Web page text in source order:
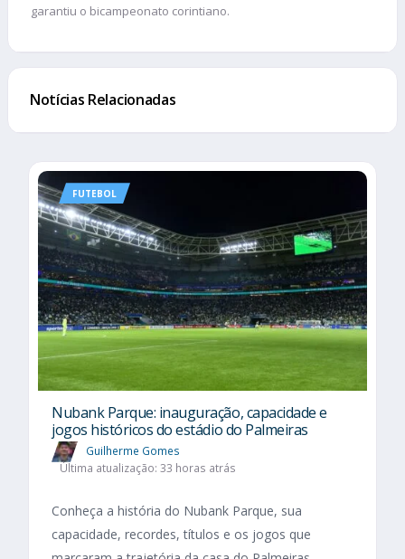
garantiu o bicampeonato corintiano.
Notícias Relacionadas
FUTEBOL
Nubank Parque: inauguração, capacidade e
jogos históricos do estádio do Palmeiras
Guilherme Gomes
Última atualização: 33 horas atrás
Conheça a história do Nubank Parque, sua
capacidade, recordes, títulos e os jogos que